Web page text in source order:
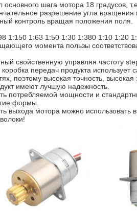
основного шага мотора 18 градусов,
разрешение угла вращения
контроль вращая положения поля.
1:150 1:63 1:50 1:30 1:380 1:10 1:20
момента пользы
свойственную управляя частоту
коробка передач продукта
поэтому высокая точность,
имеют лучшую надежность.
потребляемой мощности и
формы.
выхода мотора можно использовать